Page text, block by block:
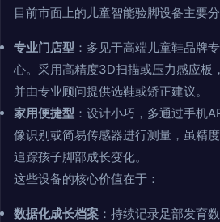
目前市面上的儿童智能验脚设备主要分
专业门店型 ：多见于高端儿童鞋品牌
心。采用高精度3D扫描或压力感应板
并由专业顾问提供选鞋或矫正建议。
家用便捷型 ：设计小巧，多通过手机
像识别或简易传感器进行测量，虽精
追踪孩子脚部成长变化。
这些设备的核心价值在于：
数据化成长档案 ：持续记录足部发育